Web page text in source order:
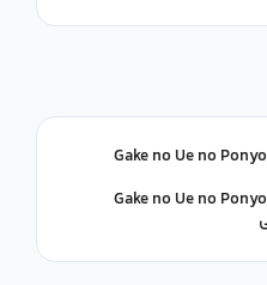
دانلود و تماشای آنلاین انیمه Gake no Ue no Ponyo
دانلود و تماشای آنلاین انیمه Gake no Ue no Ponyo